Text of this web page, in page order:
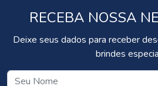
RECEBA NOSSA
Deixe seus dados para receber
brindes